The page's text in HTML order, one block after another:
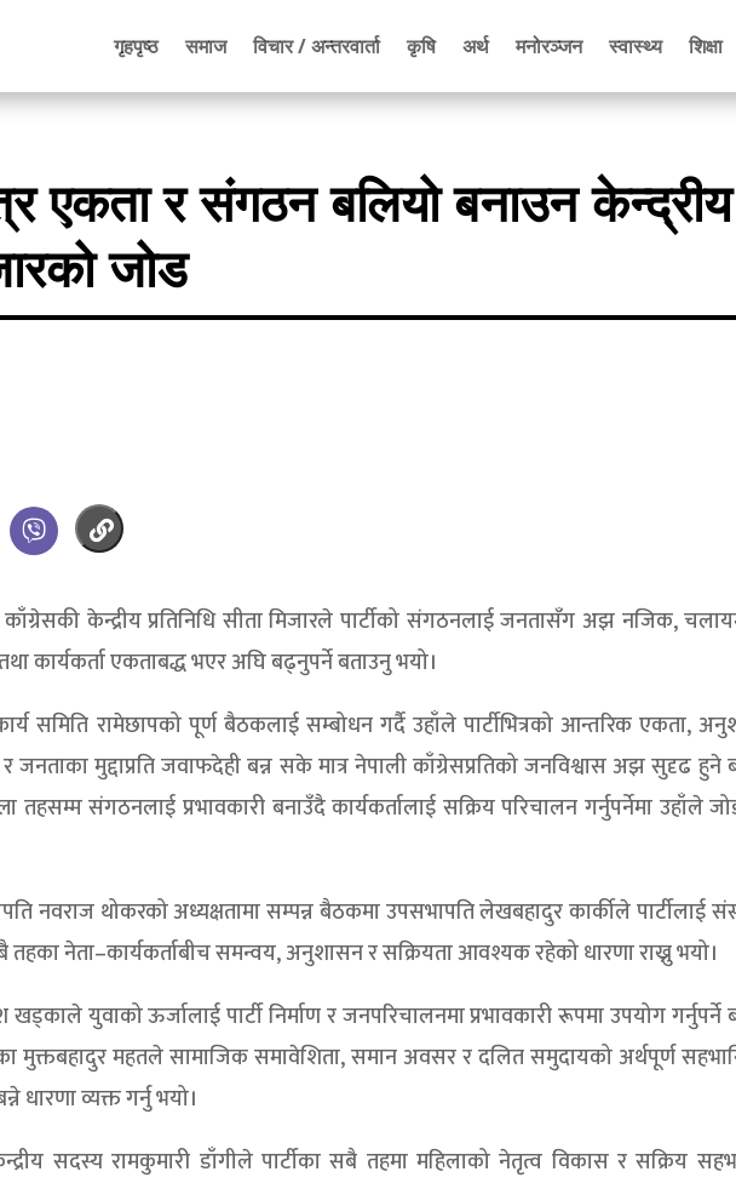
गृहपृष्ठ समाज विचार / अन्तरवार्ता कृषि अर्थ मनोरञ्जन स्वास्थ्य शिक्षा
एकता र संगठन बलियो बनाउन केन्द्रीय
जोड
केन्द्रीय प्रतिनिधि सीता मिजारले पार्टीको संगठनलाई जनतासँग अझ नजिक,
कार्यकर्ता एकताबद्ध भएर अघि बढ्नुपर्ने बताउनु भयो।
समिति रामेछापको पूर्ण बैठकलाई सम्बोधन गर्दै उहाँले पार्टीभित्रको आन्तरिक एकता,
जनताका मुद्दाप्रति जवाफदेही बन्न सके मात्र नेपाली काँग्रेसप्रतिको जनविश्वास अझ सुदृढ हुने
तहसम्म संगठनलाई प्रभावकारी बनाउँदै कार्यकर्तालाई सक्रिय परिचालन गर्नुपर्नेमा उहाँले
नवराज थोकरको अध्यक्षतामा सम्पन्न बैठकमा उपसभापति लेखबहादुर कार्कीले पार्टीलाई
नेता–कार्यकर्ताबीच समन्वय, अनुशासन र सक्रियता आवश्यक रहेको धारणा राख्नु भयो।
युवाको ऊर्जालाई पार्टी निर्माण र जनपरिचालनमा प्रभावकारी रूपमा उपयोग गर्नुपर्ने
मुक्तबहादुर महतले सामाजिक समावेशिता, समान अवसर र दलित समुदायको अर्थपूर्ण
धारणा व्यक्त गर्नु भयो।
सदस्य रामकुमारी डाँगीले पार्टीका सबै तहमा महिलाको नेतृत्व विकास र सक्रिय